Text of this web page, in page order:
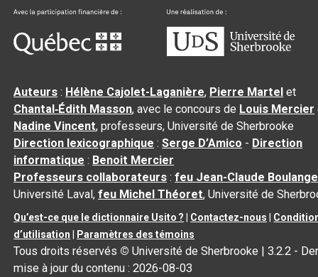
Auteurs : Hélène Cajolet-Laganière, Pierre Martel et
Chantal‑Édith Masson, avec le concours de Louis Mercier
Nadine Vincent, professeurs, Université de Sherbrooke
Direction lexicographique :Serge D’Amico - Direction
informatique : Benoit Mercier
Professeurs collaborateurs :feu Jean-Claude
Université Laval,feu Michel Théoret, Université de
Qu’est-ce que le dictionnaire Usito ? Contactez-nous
d’utilisation
Paramètres des témoins
Tous droits réservés © Université de Sherbrooke |3.2.2 -
mise à jour du contenu :2026-08-03